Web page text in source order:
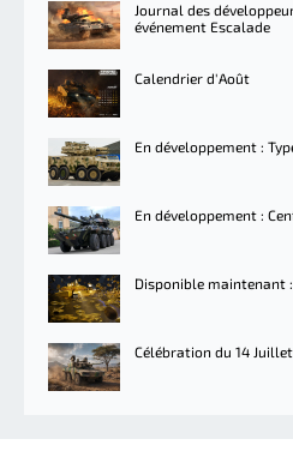
Journal des
événement Escalade
Calendrier d'Août
En développement :
En développement :
Disponible maintenant
Célébration du 14 Juillet